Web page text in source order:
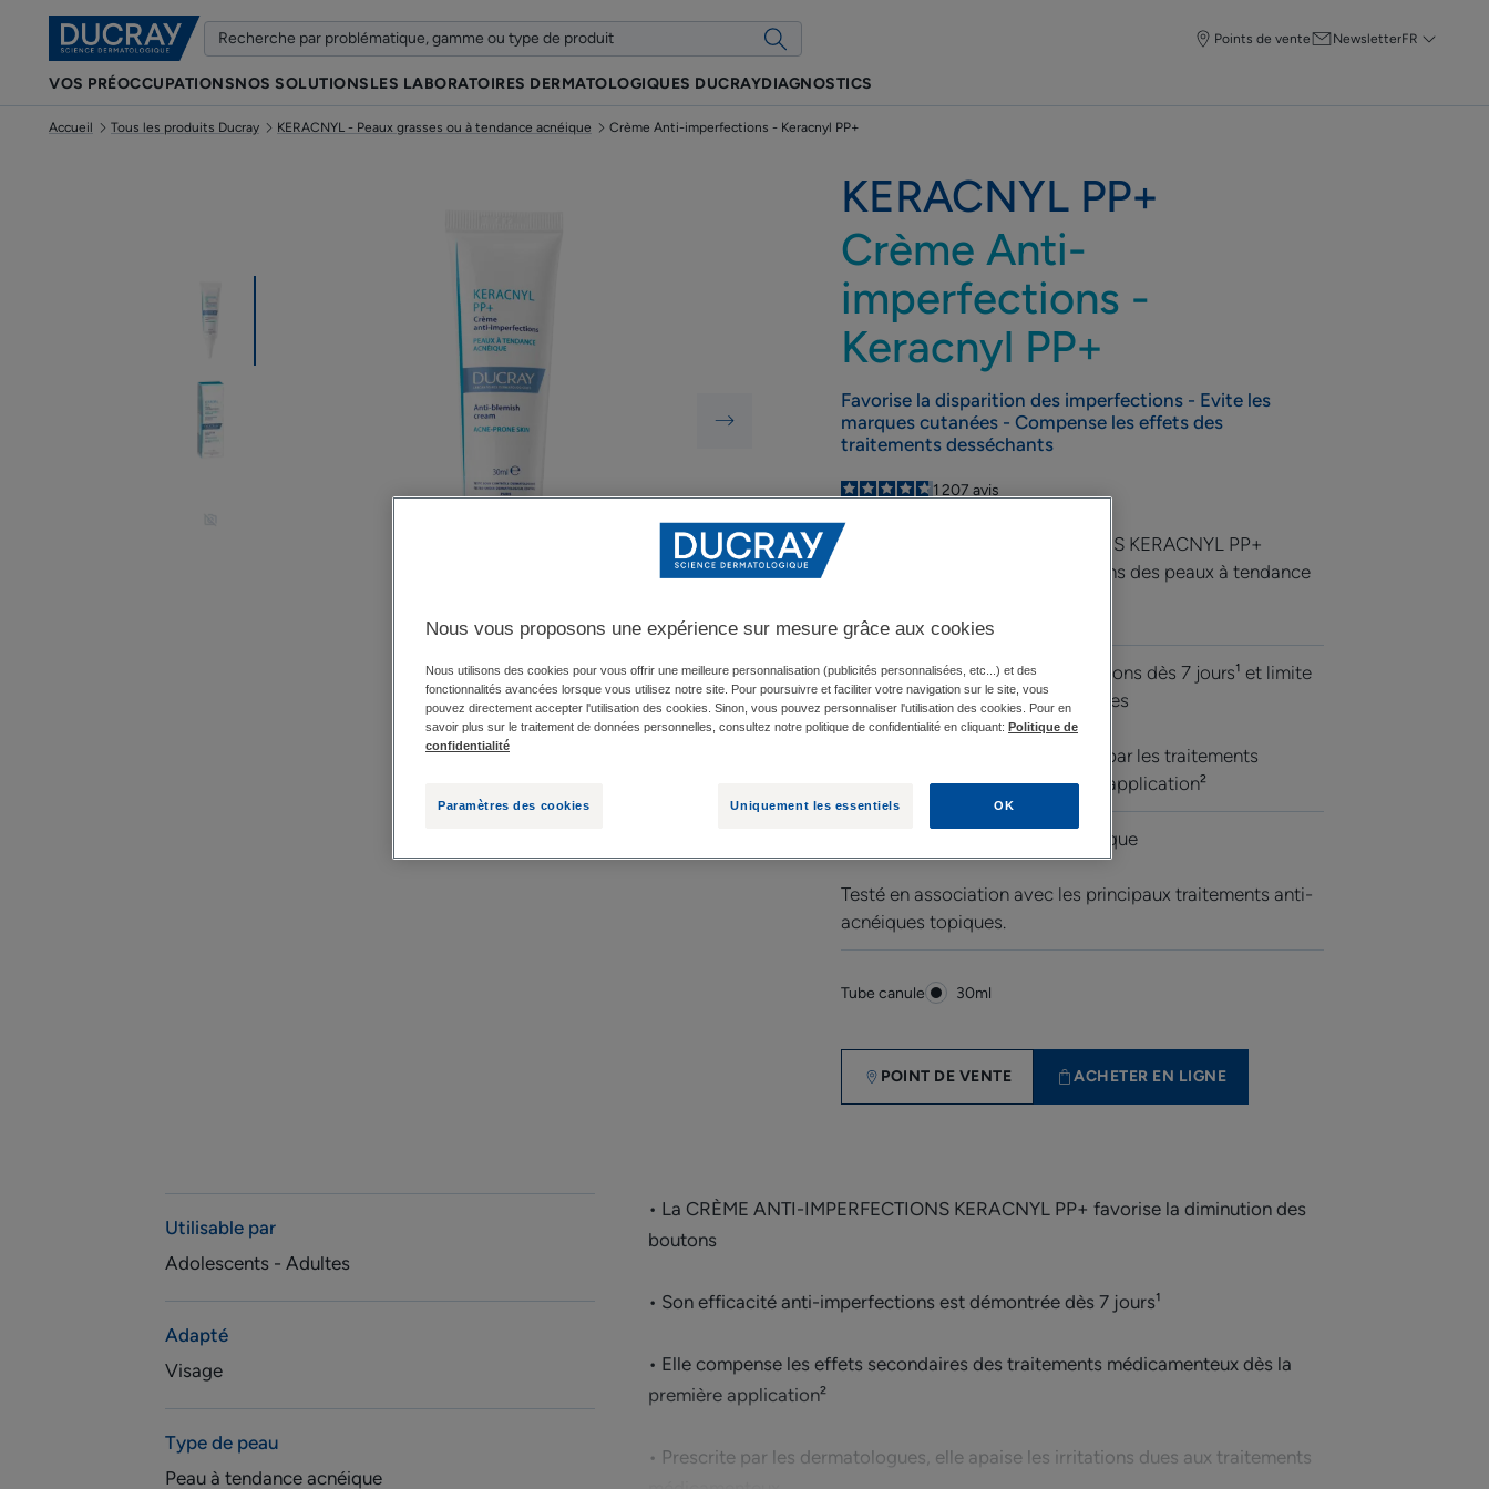
Points de vente NewsletterFR
VOS PRÉOCCUPATIONSNOS SOLUTIONSLES LABORATOIRES DERMATOLOGIQUES DUCRAYDIAGNOSTICS
Accueil Tous les produits Ducray KERACNYL - Peaux grasses ou à tendance acnéique Crème Anti-imperfections - Keracnyl PP+
KERACNYL PP+
Crème Anti-
imperfections -
Keracnyl PP+
Favorise la disparition des imperfections - Evite les
marques cutanées - Compense les effets des
traitements desséchants
4.8
/5
1 207avis
La CRÈME ANTI-IMPERFECTIONS KERACNYL PP+
favorise la diminution des boutons des peaux à tendance
• Favorise la disparition des boutons dès 7 jours¹ et limite
les risques de cicatrices résiduelles
• Apaise les peaux sensibilisées par les traitements
médicamenteux dès la première application²
Testé sous contrôle dermatologique
Testé en association avec les principaux traitements anti-
acnéiques topiques.
Tube canule
Tube
30ml
POINT DE VENTE ACHETER EN LIGNE
Utilisable par
Adolescents - Adultes
Adapté
Visage
Type de peau
Peau à tendance acnéique
• La CRÈME ANTI-IMPERFECTIONS KERACNYL PP+ favorise la diminution des
boutons
• Son efficacité anti-imperfections est démontrée dès 7 jours¹
• Elle compense les effets secondaires des traitements médicamenteux dès la
première application²
• Prescrite par les dermatologues, elle apaise les irritations dues aux traitements
Nous vous proposons une expérience sur mesure grâce aux cookies
Nous utilisons des cookies pour vous offrir une meilleure personnalisation (publicités personnalisées, etc...) et des
fonctionnalités avancées lorsque vous utilisez notre site. Pour poursuivre et faciliter votre navigation sur le site, vous
pouvez directement accepter l'utilisation des cookies. Sinon, vous pouvez personnaliser l'utilisation des cookies. Pour en
savoir plus sur le traitement de données personnelles, consultez notre politique de confidentialité en cliquant: Politique de
confidentialité
Paramètres des cookies Uniquement les essentiels OK